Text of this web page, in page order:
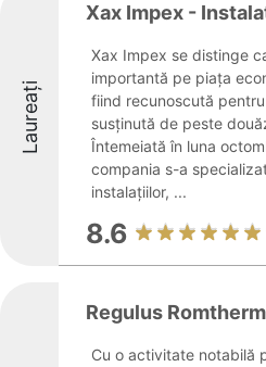
Laureați
Xax Impex -
Xax Impex se distinge
importantă pe piața
fiind recunoscută
susținută de peste
Întemeiată în luna
compania s-a
instalațiilor, ...
8.6
Regulus Romtherm
Cu o activitate notabilă